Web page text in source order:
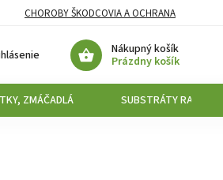
CHOROBY ŠKODCOVIA A OCHRANA
Nákupný košík
Prázdny košík
ZMÁČADLÁ SUBSTRÁTY